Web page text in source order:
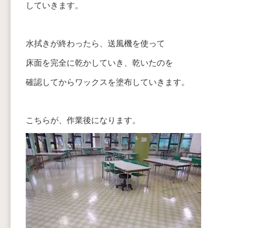
していきます。
水拭きが終わったら、送風機を使って
床面を完全に乾かしていき、乾いたのを
確認してからワックスを塗布していきます。
こちらが、作業後になります。